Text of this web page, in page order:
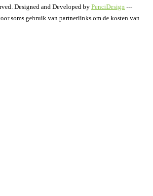
Designed and Developed by PenciDesign ---
soms gebruik van partnerlinks om de kosten van